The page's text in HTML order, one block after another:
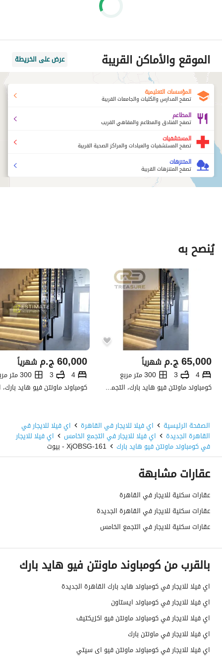
الموقع والأماكن القريبة عرض على الخريطة
المؤسسات التعليمية
تصفح المدارس والكليات والجامعات القريبة
المطاعم
تصفح الفنادق والمطاعم والمقاهي القريب
المستشفيات
تصفح المستشفيات والعيادات والمراكز الصحية القريبة
المتنزهات
تصفح المتنزهات القريبة
يُنصح به
ج.م65,000 شهرياً
4
3
300 متر مربع
كومباوند ماونتن فيو هايد بارك، التجمع الخامس، القاهرة الجديدة، القاهرة
ج.م60,000 شهرياً
4
3 300 متر مربع
الصفحة الرئيسية اي فيلا للايجار في القاهرة اي فيلا للايجار في
القاهرة الجديدة اي فيلا للايجار في التجمع الخامس اي فيلا للايجار
في كومباوند ماونتن فيو هايد بارك 161-XjOBSG - بيوت
عقارات مشابهة
عقارات سكنية للايجار في القاهرة
عقارات سكنية للايجار في القاهرة الجديدة
عقارات سكنية للايجار في التجمع الخامس
بالقرب من كومباوند ماونتن فيو هايد بارك
اي فيلا للايجار في كومباوند هايد بارك القاهرة الجديدة
اي فيلا للايجار في كومباوند ايستاون
اي فيلا للايجار في كومباوند ماونتن فيو اكزيكتيف
اي فيلا للايجار في ماونتن بارك
اي فيلا للايجار في كومباوند ماونتن فيو اى سيتي